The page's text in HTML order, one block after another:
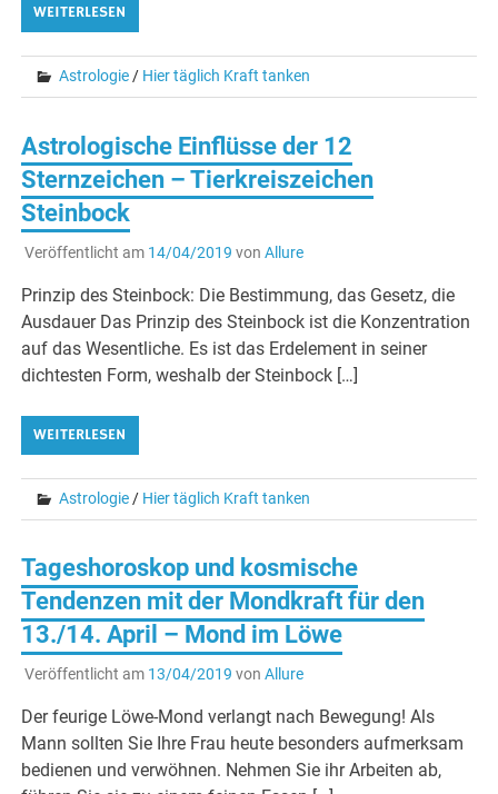
WEITERLESEN
Astrologie / Hier täglich Kraft tanken
Astrologische Einflüsse der 12
Sternzeichen – Tierkreiszeichen
Steinbock
Veröffentlicht am 14/04/2019 von Allure
Prinzip des Steinbock: Die Bestimmung, das Gesetz, die
Ausdauer Das Prinzip des Steinbock ist die Konzentration
auf das Wesentliche. Es ist das Erdelement in seiner
dichtesten Form, weshalb der Steinbock […]
WEITERLESEN
Astrologie / Hier täglich Kraft tanken
Tageshoroskop und kosmische
Tendenzen mit der Mondkraft für den
13./14. April – Mond im Löwe
Veröffentlicht am 13/04/2019 von Allure
Der feurige Löwe-Mond verlangt nach Bewegung! Als
Mann sollten Sie Ihre Frau heute besonders aufmerksam
bedienen und verwöhnen. Nehmen Sie ihr Arbeiten ab,